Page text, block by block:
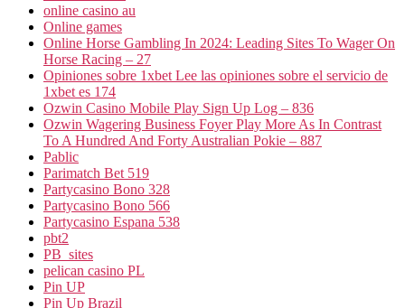
online casino au
Online games
Online Horse Gambling In 2024: Leading Sites To Wager On
Horse Racing – 27
Opiniones sobre 1xbet Lee las opiniones sobre el servicio de
1xbet es 174
Ozwin Casino Mobile Play Sign Up Log – 836
Ozwin Wagering Business Foyer Play More As In Contrast
To A Hundred And Forty Australian Pokie – 887
Pablic
Parimatch Bet 519
Partycasino Bono 328
Partycasino Bono 566
Partycasino Espana 538
pbt2
PB_sites
pelican casino PL
Pin UP
Pin Up Brazil